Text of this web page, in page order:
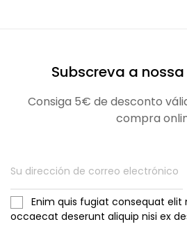
Subscreva a
Consiga 5€ de desconto
compra
Enim quis fugiat consequat
occaecat deserunt aliquip nisi ex